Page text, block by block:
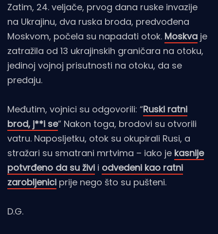
Zatim, 24. veljače, prvog dana ruske invazije
na Ukrajinu, dva ruska broda, predvođena
Moskvom, počela su napadati otok. Moskva je
zatražila od 13 ukrajinskih graničara na otoku,
jedinoj vojnoj prisutnosti na otoku, da se
predaju.
Međutim, vojnici su odgovorili: “Ruski ratni
brod, j**i se” Nakon toga, brodovi su otvorili
vatru. Naposljetku, otok su okupirali Rusi, a
stražari su smatrani mrtvima – iako je kasnije
potvrđeno da su živi i odvedeni kao ratni
zarobljenici prije nego što su pušteni.
D.G.